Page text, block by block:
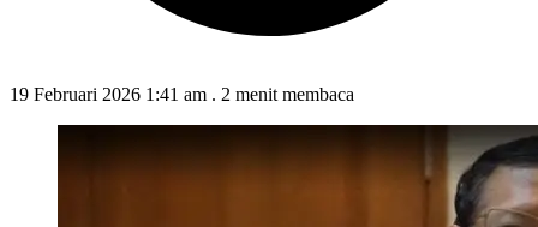
19 Februari 2026 1:41 am . 2 menit membaca